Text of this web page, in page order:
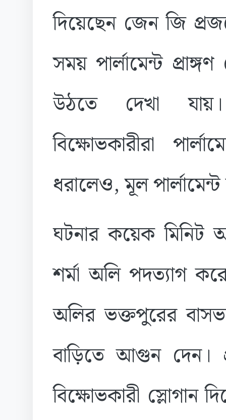
দিয়েছেন জেন জি
সময় পার্লামেন্ট
উঠতে দেখা যায়।
বিক্ষোভকারীরা
ধরালেও, মূল
ঘটনার কয়েক মিনিট
শর্মা অলি পদত্যাগ
অলির ভক্তপুরের
বাড়িতে আগুন দেন।
বিক্ষোভকারী স্লোগান